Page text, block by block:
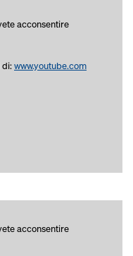
acconsentire
di:www.youtube.com
acconsentire